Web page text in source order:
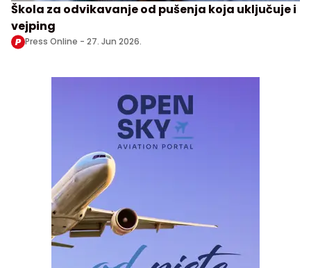
Škola za odvikavanje od pušenja koja uključuje i
vejping
Press Online - 27. Jun 2026.